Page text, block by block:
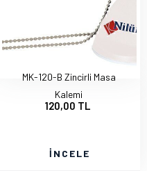
MK-120-B Zincirli Masa
Kalemi
120,00 TL
İNCELE